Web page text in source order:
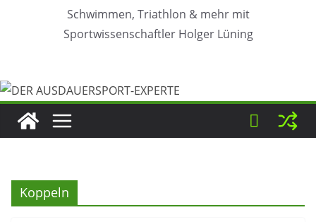
Schwimmen, Triathlon & mehr mit
Sportwissenschaftler Holger Lüning
Koppeln